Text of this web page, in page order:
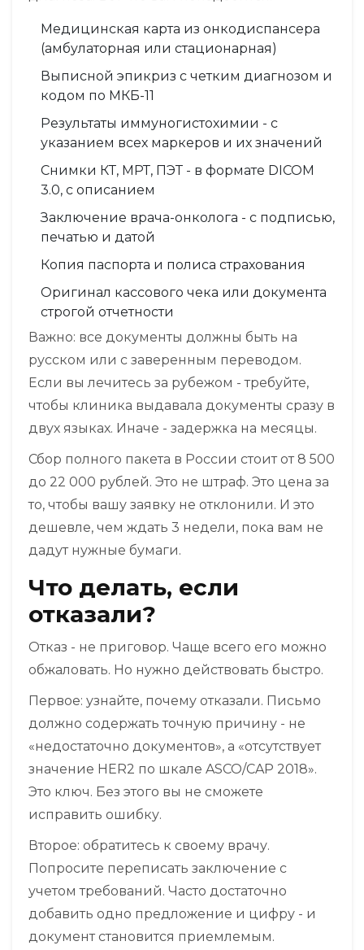
Медицинская карта из онкодиспансера
(амбулаторная или стационарная)
Выписной эпикриз с четким диагнозом и
кодом по МКБ-11
Результаты иммуногистохимии - с
указанием всех маркеров и их значений
Снимки КТ, МРТ, ПЭТ - в формате DICOM
3.0, с описанием
Заключение врача-онколога - с подписью,
печатью и датой
Копия паспорта и полиса страхования
Оригинал кассового чека или документа
строгой отчетности
Важно: все документы должны быть на
русском или с заверенным переводом.
Если вы лечитесь за рубежом - требуйте,
чтобы клиника выдавала документы сразу в
двух языках. Иначе - задержка на месяцы.
Сбор полного пакета в России стоит от 8 500
до 22 000 рублей. Это не штраф. Это цена за
то, чтобы вашу заявку не отклонили. И это
дешевле, чем ждать 3 недели, пока вам не
дадут нужные бумаги.
Что делать, если
отказали?
Отказ - не приговор. Чаще всего его можно
обжаловать. Но нужно действовать быстро.
Первое: узнайте, почему отказали. Письмо
должно содержать точную причину - не
«недостаточно документов», а «отсутствует
значение HER2 по шкале ASCO/CAP 2018».
Это ключ. Без этого вы не сможете
исправить ошибку.
Второе: обратитесь к своему врачу.
Попросите переписать заключение с
учетом требований. Часто достаточно
добавить одно предложение и цифру - и
документ становится приемлемым.